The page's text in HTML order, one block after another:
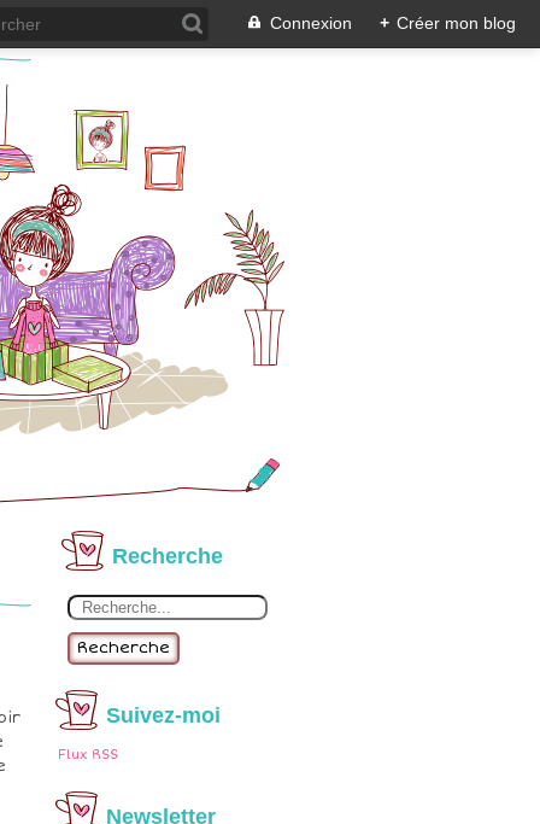
Connexion + Créer mon blog
Recherche
Recherche
Suivez-moi
Flux RSS
Newsletter